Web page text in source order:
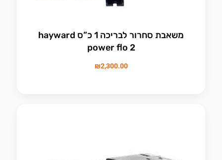
משאבת סחרור לבריכה 1 כ”ס hayward
power flo 2
₪2,300.00